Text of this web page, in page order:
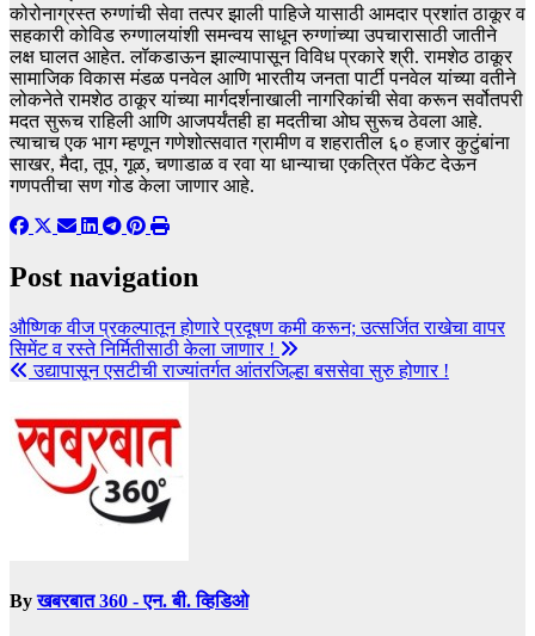
कोरोनाग्रस्त रुग्णांची सेवा तत्पर झाली पाहिजे यासाठी आमदार प्रशांत ठाकूर व
सहकारी कोविड रुग्णालयांशी समन्वय साधून रुग्णांच्या उपचारासाठी जातीने
लक्ष घालत आहेत. लॉकडाऊन झाल्यापासून विविध प्रकारे श्री. रामशेठ ठाकूर
सामाजिक विकास मंडळ पनवेल आणि भारतीय जनता पार्टी पनवेल यांच्या वतीने
लोकनेते रामशेठ ठाकूर यांच्या मार्गदर्शनाखाली नागरिकांची सेवा करून सर्वोतपरी
मदत सुरूच राहिली आणि आजपर्यंतही हा मदतीचा ओघ सुरूच ठेवला आहे.
त्याचाच एक भाग म्हणून गणेशोत्सवात ग्रामीण व शहरातील ६० हजार कुटुंबांना
साखर, मैदा, तूप, गूळ, चणाडाळ व रवा या धान्याचा एकत्रित पॅकेट देऊन
गणपतीचा सण गोड केला जाणार आहे.
Post navigation
औष्णिक वीज प्रकल्पातून होणारे प्रदूषण कमी करून; उत्सर्जित राखेचा वापर
सिमेंट व रस्ते निर्मितीसाठी केला जाणार !
उद्यापासून एसटीची राज्यांतर्गत आंतरजिल्हा बससेवा सुरु होणार !
Byखबरबात 360 - एन. बी. व्हिडिओ